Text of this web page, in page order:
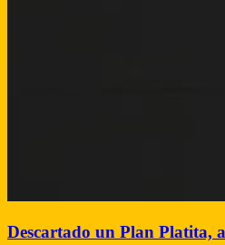
Descartado un Plan Platita,